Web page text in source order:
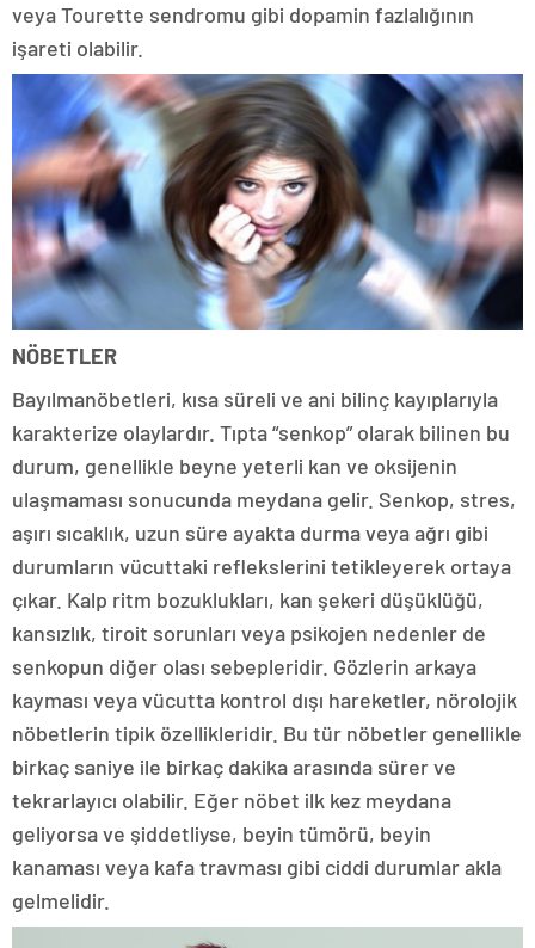
veya Tourette sendromu gibi dopamin fazlalığının
işareti olabilir.
NÖBETLER
Bayılmanöbetleri, kısa süreli ve ani bilinç kayıplarıyla
karakterize olaylardır. Tıpta “senkop” olarak bilinen bu
durum, genellikle beyne yeterli kan ve oksijenin
ulaşmaması sonucunda meydana gelir. Senkop, stres,
aşırı sıcaklık, uzun süre ayakta durma veya ağrı gibi
durumların vücuttaki reflekslerini tetikleyerek ortaya
çıkar. Kalp ritm bozuklukları, kan şekeri düşüklüğü,
kansızlık, tiroit sorunları veya psikojen nedenler de
senkopun diğer olası sebepleridir. Gözlerin arkaya
kayması veya vücutta kontrol dışı hareketler, nörolojik
nöbetlerin tipik özellikleridir. Bu tür nöbetler genellikle
birkaç saniye ile birkaç dakika arasında sürer ve
tekrarlayıcı olabilir. Eğer nöbet ilk kez meydana
geliyorsa ve şiddetliyse, beyin tümörü, beyin
kanaması veya kafa travması gibi ciddi durumlar akla
gelmelidir.